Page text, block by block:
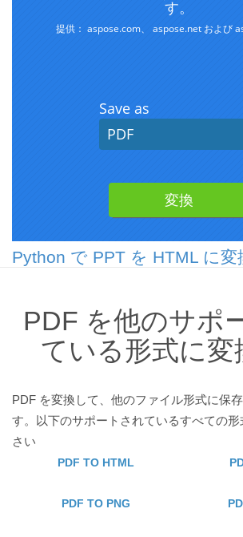
Python で PPT を HTML に変
PDF を他のサポ
ている形式に変
PDF を変換して、他のファイル形式に保
す。以下のサポートされているすべての
さい
PDF TO HTML
PDF TO PNG